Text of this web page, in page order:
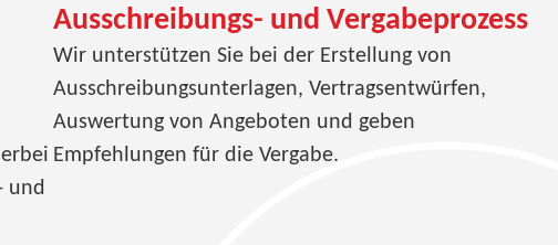
und
Ausschreibungs- und Vergabeprozess
Wir unterstützen Sie bei der Erstellung von
Ausschreibungsunterlagen, Vertragsentwürfen,
Auswertung von Angeboten und geben
Empfehlungen für die Vergabe.